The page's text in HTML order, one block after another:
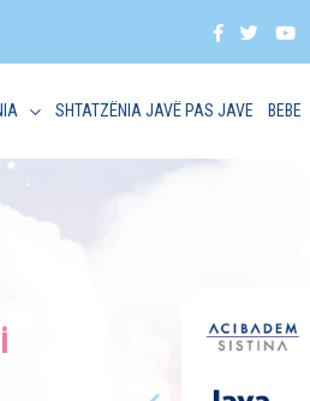
SHTATZËNIA JAVË PAS JAVE BEBE